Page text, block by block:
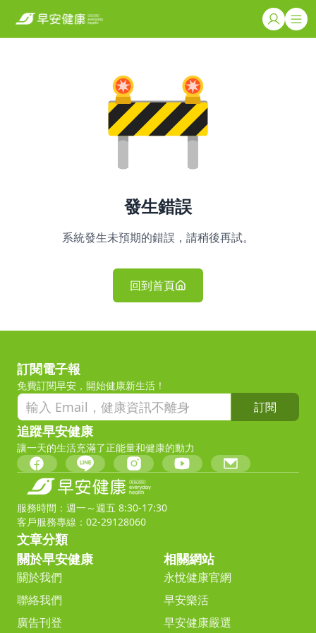
發生錯誤
系統發生未預期的錯誤，請稍後再試。
回到首頁
訂閱電子報
免費訂閱早安，開始健康新生活！
訂閱
追蹤早安健康
讓一天的生活充滿了正能量和健康的動力
服務時間：週一～週五 8:30-17:30
客戶服務專線：02-29128060
文章分類
關於早安健康
關於我們
聯絡我們
廣告刊登
相關網站
永悅健康官網
早安樂活
早安健康嚴選